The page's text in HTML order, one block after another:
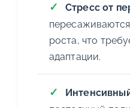
Стресс от
роста, что
адаптации.